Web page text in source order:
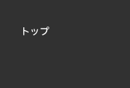
トップ